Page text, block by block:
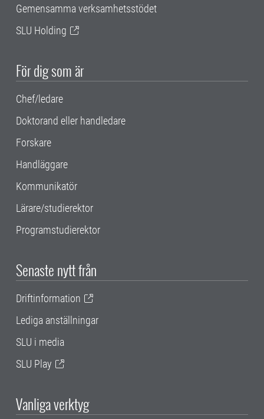
Gemensamma verksamhetsstödet
SLU Holding
För dig som är
Chef/ledare
Doktorand eller handledare
Forskare
Handläggare
Kommunikatör
Lärare/studierektor
Programstudierektor
Senaste nytt från
Driftinformation
Lediga anställningar
SLU i media
SLU Play
Vanliga verktyg